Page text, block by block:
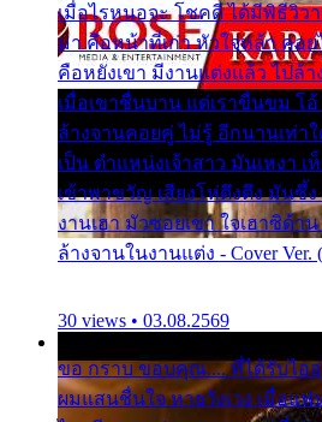
เมื่อไรหนอจะ โชคดี ได้มีพิธีวิว
มา คือหน้าที่เก่า หัวใจหล้า คอ
คือหยังเขา มีงานแต่งแล้ว ไปล้
เมื่อเขาชื่นบาน แต่เราขื่นขม โ
ล้างจานคอยคู่ ไม่รู้ อีกนานเท่า
เป็น ตำแหน่งเจ้าสาว มันเหงา
เข้าพาขวัญ เสียงโห่ตึงตึง มันซึ้
งานเฮา มัวซอยเขา ใจเฮาซิด้
ล้างจานในงานแต่ง - Cover Ver.
30 views • 03.08.2569
ขอ กราบ ขอบคุณ.... ที่ได้รับไอ
ผมแสนชื่นใจ หายวังเวง เมื่อแฟ